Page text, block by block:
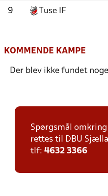
9 Tuse IF
KOMMENDE KAMPE
Der blev ikke fundet
Spørgsmål
rettes til DBU
tlf: 4632 3366